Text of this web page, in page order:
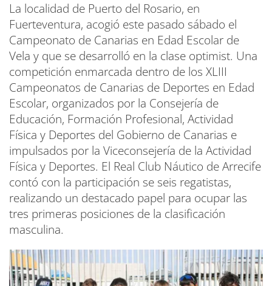
La localidad de Puerto del Rosario, en
Fuerteventura, acogió este pasado sábado el
Campeonato de Canarias en Edad Escolar de
Vela y que se desarrolló en la clase optimist. Una
competición enmarcada dentro de los XLIII
Campeonatos de Canarias de Deportes en Edad
Escolar, organizados por la Consejería de
Educación, Formación Profesional, Actividad
Física y Deportes del Gobierno de Canarias e
impulsados por la Viceconsejería de la Actividad
Física y Deportes. El Real Club Náutico de Arrecife
contó con la participación se seis regatistas,
realizando un destacado papel para ocupar las
tres primeras posiciones de la clasificación
masculina.